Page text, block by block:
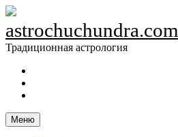
Skip
content
astrochuchundra.com
Традиционная астрология
Меню